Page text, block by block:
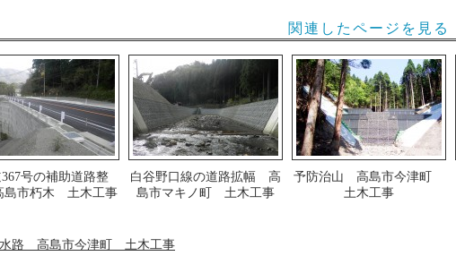
関連したページを見る
367号の補助道路整
市朽木 土木工事
白谷野口線の道路拡幅 高
島市マキノ町 土木工事
予防治山 高島市今津町
土木工事
水路 高島市今津町 土木工事